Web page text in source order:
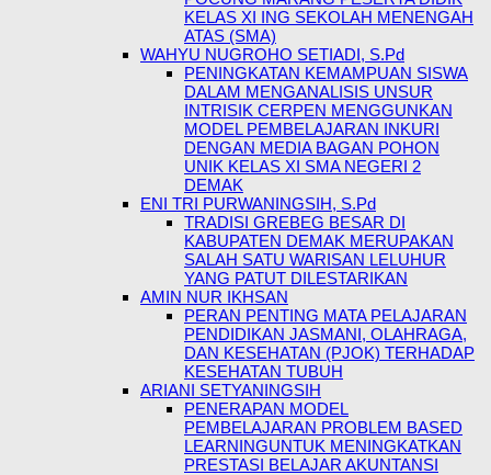
KELAS XI ING SEKOLAH MENENGAH
ATAS (SMA)
WAHYU NUGROHO SETIADI, S.Pd
PENINGKATAN KEMAMPUAN SISWA
DALAM MENGANALISIS UNSUR
INTRISIK CERPEN MENGGUNKAN
MODEL PEMBELAJARAN INKURI
DENGAN MEDIA BAGAN POHON
UNIK KELAS XI SMA NEGERI 2
DEMAK
ENI TRI PURWANINGSIH, S.Pd
TRADISI GREBEG BESAR DI
KABUPATEN DEMAK MERUPAKAN
SALAH SATU WARISAN LELUHUR
YANG PATUT DILESTARIKAN
AMIN NUR IKHSAN
PERAN PENTING MATA PELAJARAN
PENDIDIKAN JASMANI, OLAHRAGA,
DAN KESEHATAN (PJOK) TERHADAP
KESEHATAN TUBUH
ARIANI SETYANINGSIH
PENERAPAN MODEL
PEMBELAJARAN PROBLEM BASED
LEARNINGUNTUK MENINGKATKAN
PRESTASI BELAJAR AKUNTANSI